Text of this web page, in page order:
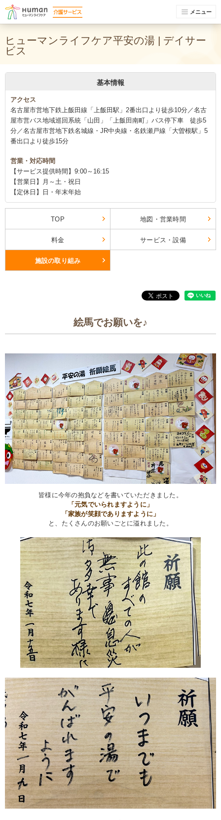
メニュー
ヒューマンライフケア平安の湯 | デイサー
ビス
基本情報
アクセス
名古屋市営地下鉄上飯田線「上飯田駅」2番出口より徒歩10分／名古
屋市営バス地域巡回系統「山田」「上飯田南町」バス停下車 徒歩5
分／名古屋市営地下鉄名城線・JR中央線・名鉄瀬戸線「大曽根駅」5
番出口より徒歩15分
営業・対応時間
【サービス提供時間】9:00～16:15
【営業日】月～土・祝日
【定休日】日・年末年始
TOP 地図・営業時間
料金 サービス・設備
施設の取り組み
絵馬でお願いを♪
皆様に今年の抱負などを書いていただきました。
「元気でいられますように」
「家族が笑顔でありますように」
と、たくさんのお願いごとに溢れました。